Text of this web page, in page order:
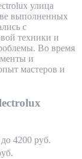
улица
выполненных
с
техники и
Во время
и
мастеров и
4200 руб.